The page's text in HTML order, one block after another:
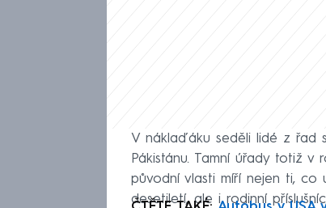
V náklaďáku seděli lidé z řad
Pákistánu. Tamní úřady totiž
původní vlasti míří nejen ti, co
desetiletí, ale i rodinní